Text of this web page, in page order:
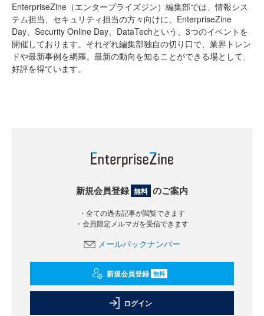
EnterpriseZine（エンタープライズジン）編集部では、情報シス
テム担当、セキュリティ担当の方々向けに、EnterpriseZine
Day、Security Online Day、DataTechという、3つのイベントを
開催しております。それぞれ編集部独自の切り口で、業界トレン
ドや最新事例を網羅。最新の動向を知ることができる場として、
好評を得ています。
新規会員登録 無料 のご案内
・全ての過去記事が閲覧できます
・会員限定メルマガを受信できます
メールバックナンバー
新規会員登録 無料
ログイン